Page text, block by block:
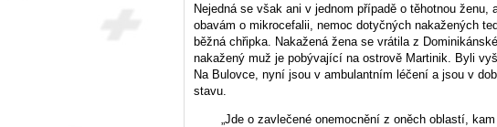
Nejedná se však ani v jednom případě o těhotnou ženu,
obavám o mikrocefalii, nemoc dotyčných nakažených
běžná chřipka. Nakažená žena se vrátila z
nakažený muž je pobývající na ostrově Martinik. Byli
Na Bulovce, nyní jsou v ambulantním léčení a jsou v
stavu.
„Jde o zavlečené onemocnění z oněch oblastí,